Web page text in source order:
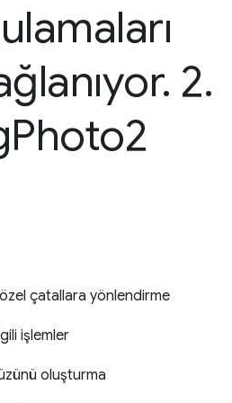
. 2.
Photo2
çatallara yönlendirme
işlemler
oluşturma